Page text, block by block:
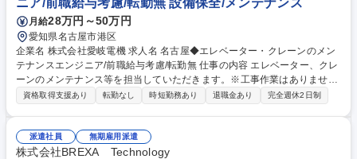
ニア/前職給与考慮/転勤無 設備保全/メンテナンス
月給28万円～50万円
愛知県名古屋市港区
企業名 株式会社愛岐電機 求人名 名古屋◆エレベーター・クレーンのメン
テナンスエンジニア/前職給与考慮/転勤無 仕事の内容 エレベーター、クレ
ーンのメンテナンス等を担当していただきます。※工事作業はありませ
ん。≪主な取引先≫ ■豊田合成株式会社 ■大同マシナリー株式会社 ■日本
営業所配属となりますが、研修や会議などで一宮事業所で勤務することも
ございます。 ■1案件2人～5人で対応/技術ノウハウを互いに相談、協力す
資格取得支援あり 転勤なし 時短勤務あり 退職金あり 完全週休2日制
派遣社員 無期雇用派遣
株式会社BREXA Technology